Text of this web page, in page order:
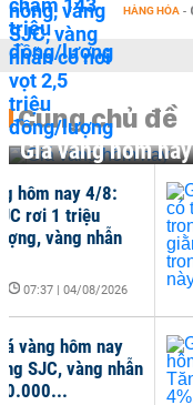
HÀNG HÓA -
Cùng chủ đề
Giá vàng hôm nay
hôm nay 4/8:
rơi 1 triệu
vàng nhẫn
07:37 | 04/08/2026
vàng hôm nay
SJC, vàng nhẫn